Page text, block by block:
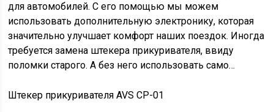
для автомобилей. С его помощью мы можем
использовать дополнительную электронику, которая
значительно улучшает комфорт наших поездок. Иногда
требуется замена штекера прикуривателя, ввиду
поломки старого. А без него использовать само…
Штекер прикуривателя AVS CP-01